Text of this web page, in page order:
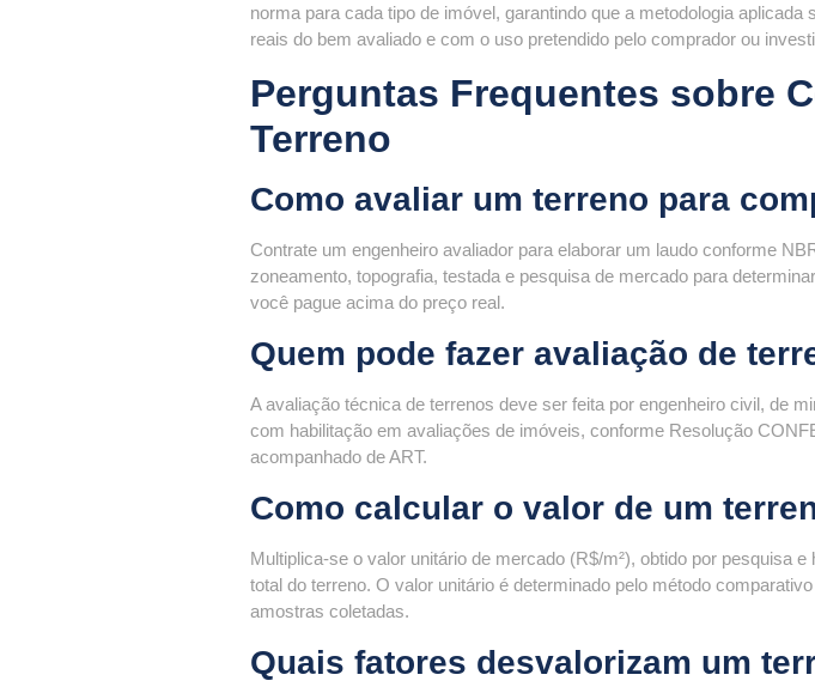
norma para cada tipo de imóvel, garantindo que a metodologia
reais do bem avaliado e com o uso pretendido pelo comprador ou
Perguntas Frequentes sobre
Terreno
Como avaliar um terreno para
Contrate um engenheiro avaliador para elaborar um laudo conforme
zoneamento, topografia, testada e pesquisa de mercado para
você pague acima do preço real.
Quem pode fazer avaliação de
A avaliação técnica de terrenos deve ser feita por engenheiro civil, de
com habilitação em avaliações de imóveis, conforme Resolução
acompanhado de ART.
Como calcular o valor de um
Multiplica-se o valor unitário de mercado (R$/m²), obtido por pesquisa
total do terreno. O valor unitário é determinado pelo método
amostras coletadas.
Quais fatores desvalorizam um